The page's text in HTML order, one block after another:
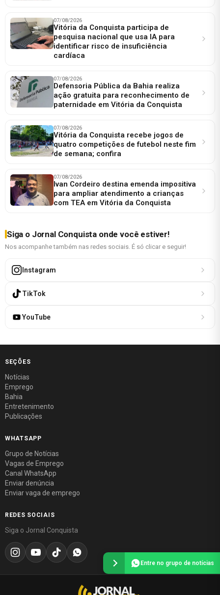
07/08/2026
Vitória da Conquista participa de
pesquisa nacional que usa IA para
identificar risco de insuficiência
cardíaca
07/08/2026
Defensoria Pública da Bahia realiza
ação gratuita para reconhecimento de
paternidade em Vitória da Conquista
07/08/2026
Vitória da Conquista recebe jogos de
quatro competições de futebol neste fim
de semana; confira
07/08/2026
Ivan Cordeiro destina emenda impositiva
para ampliar atendimento a crianças
com TEA em Vitória da Conquista
Siga o Jornal Conquista onde você estiver!
Nos acompanhe também nas redes sociais. É só clicar e seguir!
Instagram
TikTok
YouTube
SEÇÕES
Notícias
Emprego
Bahia
Entretenimento
Publicações
WHATSAPP
Grupo de Notícias
Vagas de Emprego
Canal WhatsApp
Enviar denúncia
Enviar vaga de emprego
REDES SOCIAIS
Siga o Jornal Conquista
Entre no grupo de notícias